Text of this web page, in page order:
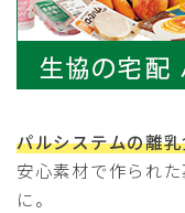
パルシステムの離
安心素材で作られ
に。